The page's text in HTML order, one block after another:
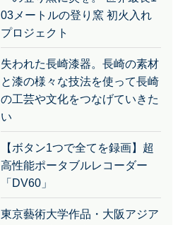
03メートルの登り窯 初火入れ
プロジェクト
失われた長崎漆器。長崎の素材
と漆の様々な技法を使って長崎
の工芸や文化をつなげていきた
い
【ボタン1つで全てを録画】超
高性能ポータブルレコーダー
「DV60」
東京藝術大学作品・大阪アジア